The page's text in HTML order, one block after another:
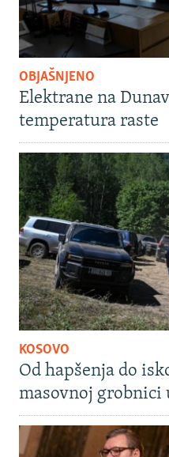
OBJAŠNJENO
Elektrane na
temperatura raste
KOSOVO
Od hapšenja do
masovnoj grobnici